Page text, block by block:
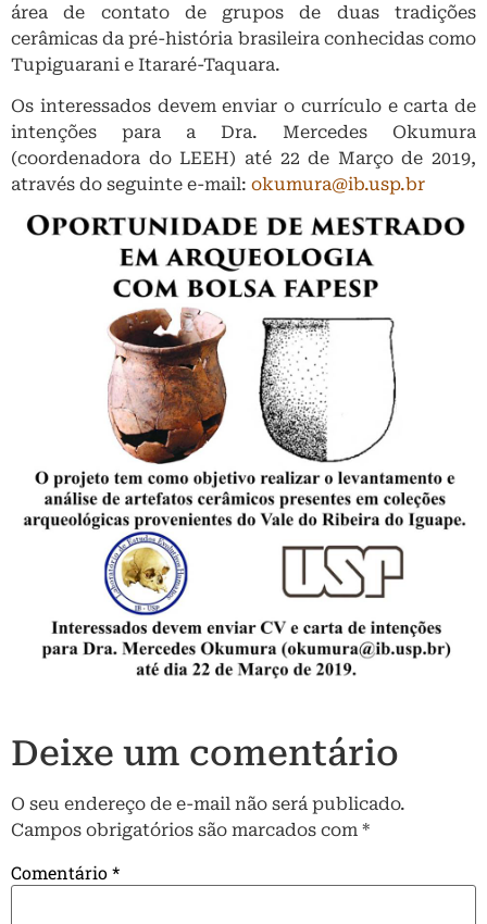
área de contato de grupos de duas tradições
cerâmicas da pré-história brasileira conhecidas como
Tupiguarani e Itararé-Taquara.
Os interessados devem enviar o currículo e carta de
intenções para a Dra. Mercedes Okumura
(coordenadora do LEEH) até 22 de Março de 2019,
através do seguinte e-mail: okumura@ib.usp.br
Deixe um comentário
O seu endereço de e-mail não será publicado.
Campos obrigatórios são marcados com *
Comentário*